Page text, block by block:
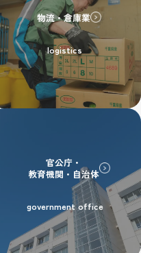
物流・倉庫業
logistics
官公庁・
教育機関・自治体
government office